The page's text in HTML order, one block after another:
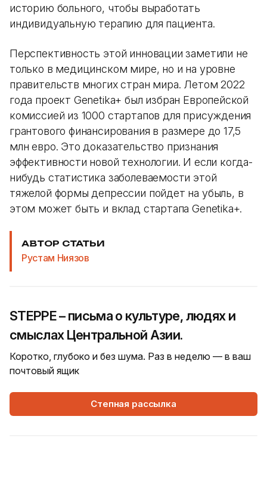
историю больного, чтобы выработать
индивидуальную терапию для пациента.
Перспективность этой инновации заметили не
только в медицинском мире, но и на уровне
правительств многих стран мира. Летом 2022
года проект Genetika+ был избран Европейской
комиссией из 1000 стартапов для присуждения
грантового финансирования в размере до 17,5
млн евро. Это доказательство признания
эффективности новой технологии. И если когда-
нибудь статистика заболеваемости этой
тяжелой формы депрессии пойдет на убыль, в
этом может быть и вклад стартапа Genetika+.
АВТОР СТАТЬИ
Рустам Ниязов
STEPPE – письма о культуре, людях и
смыслах Центральной Азии.
Коротко, глубоко и без шума. Раз в неделю — в ваш
почтовый ящик
Степная рассылка